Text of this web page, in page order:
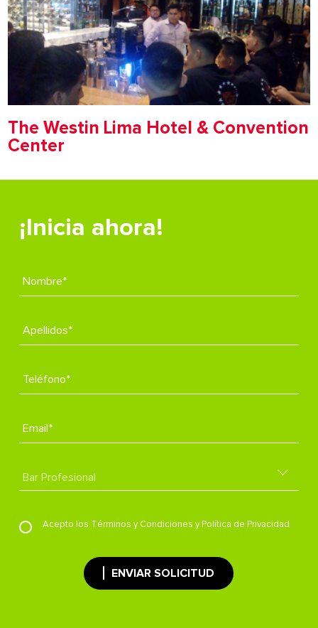
The Westin Lima Hotel & Convention
Center
¡Inicia ahora!
Nombre*
Apellidos*
Teléfono*
Email*
Acepto los Términos y Condiciones y Política de Privacidad
ENVIAR SOLICITUD